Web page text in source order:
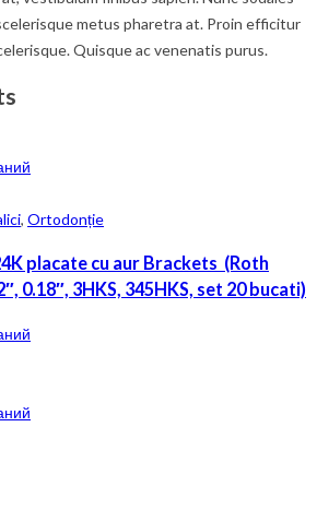
metus pharetra at. Proin efficitur
Quisque ac venenatis purus.
, Ortodonție
placate cu aur Brackets (Roth
0.18″, 3HKS, 345HKS, set 20 bucati)